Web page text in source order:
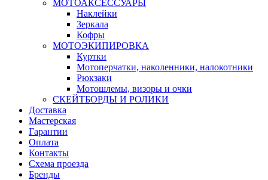
МОТОАКСЕССУАРЫ
Наклейки
Зеркала
Кофры
МОТОЭКИПИРОВКА
Куртки
Мотоперчатки, наколенники, налокотники
Рюкзаки
Мотошлемы, визоры и очки
СКЕЙТБОРДЫ И РОЛИКИ
Доставка
Мастерская
Гарантии
Оплата
Контакты
Схема проезда
Бренды